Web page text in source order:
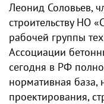
Леонид Соловьев,
строительству НО
рабочей группы
Ассоциации
сегодня в РФ
нормативная база,
проектирования,